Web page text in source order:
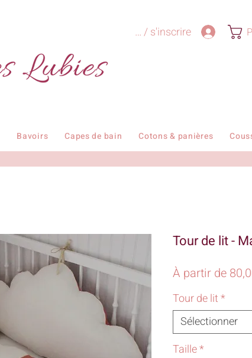
Se connecter / s'inscrire
Bavoirs Capes de bain Cotons & panières
Tour de lit -
À partir de
Tour de lit*
Sélectionner
Taille*